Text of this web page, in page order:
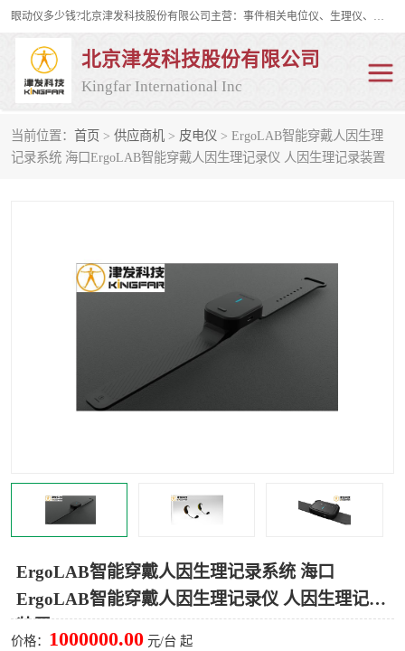
眼动仪多少钱?北京津发科技股份有限公司主营：事件相关电位仪、生理仪、肌电仪、脑电仪、皮电仪、眼动仪；是国家级高新技术企业、科技部认定的科技型中小企业和中关村高新技术企业，具备保密资格，具备自主进出口经营权；自主研发技术、产品与服务荣获多项省部级科学技术奖励、国家发明专利、国家软件著作权和省部级新技术新产品（服务）认证。
北京津发科技股份有限公司
Kingfar International Inc
当前位置： 首页 > 供应商机 > 皮电仪 > ErgoLAB智能穿戴人因生理
记录系统 海口ErgoLAB智能穿戴人因生理记录仪 人因生理记录装置
ErgoLAB智能穿戴人因生理记录系统 海口
ErgoLAB智能穿戴人因生理记录仪 人因生理记录
价格： 1000000.00 元/台 起
皮电仪 脑电仪
行为观察与表情分析 动作捕捉与生物力学
人机交互实验室
神经营销与消费行为实验